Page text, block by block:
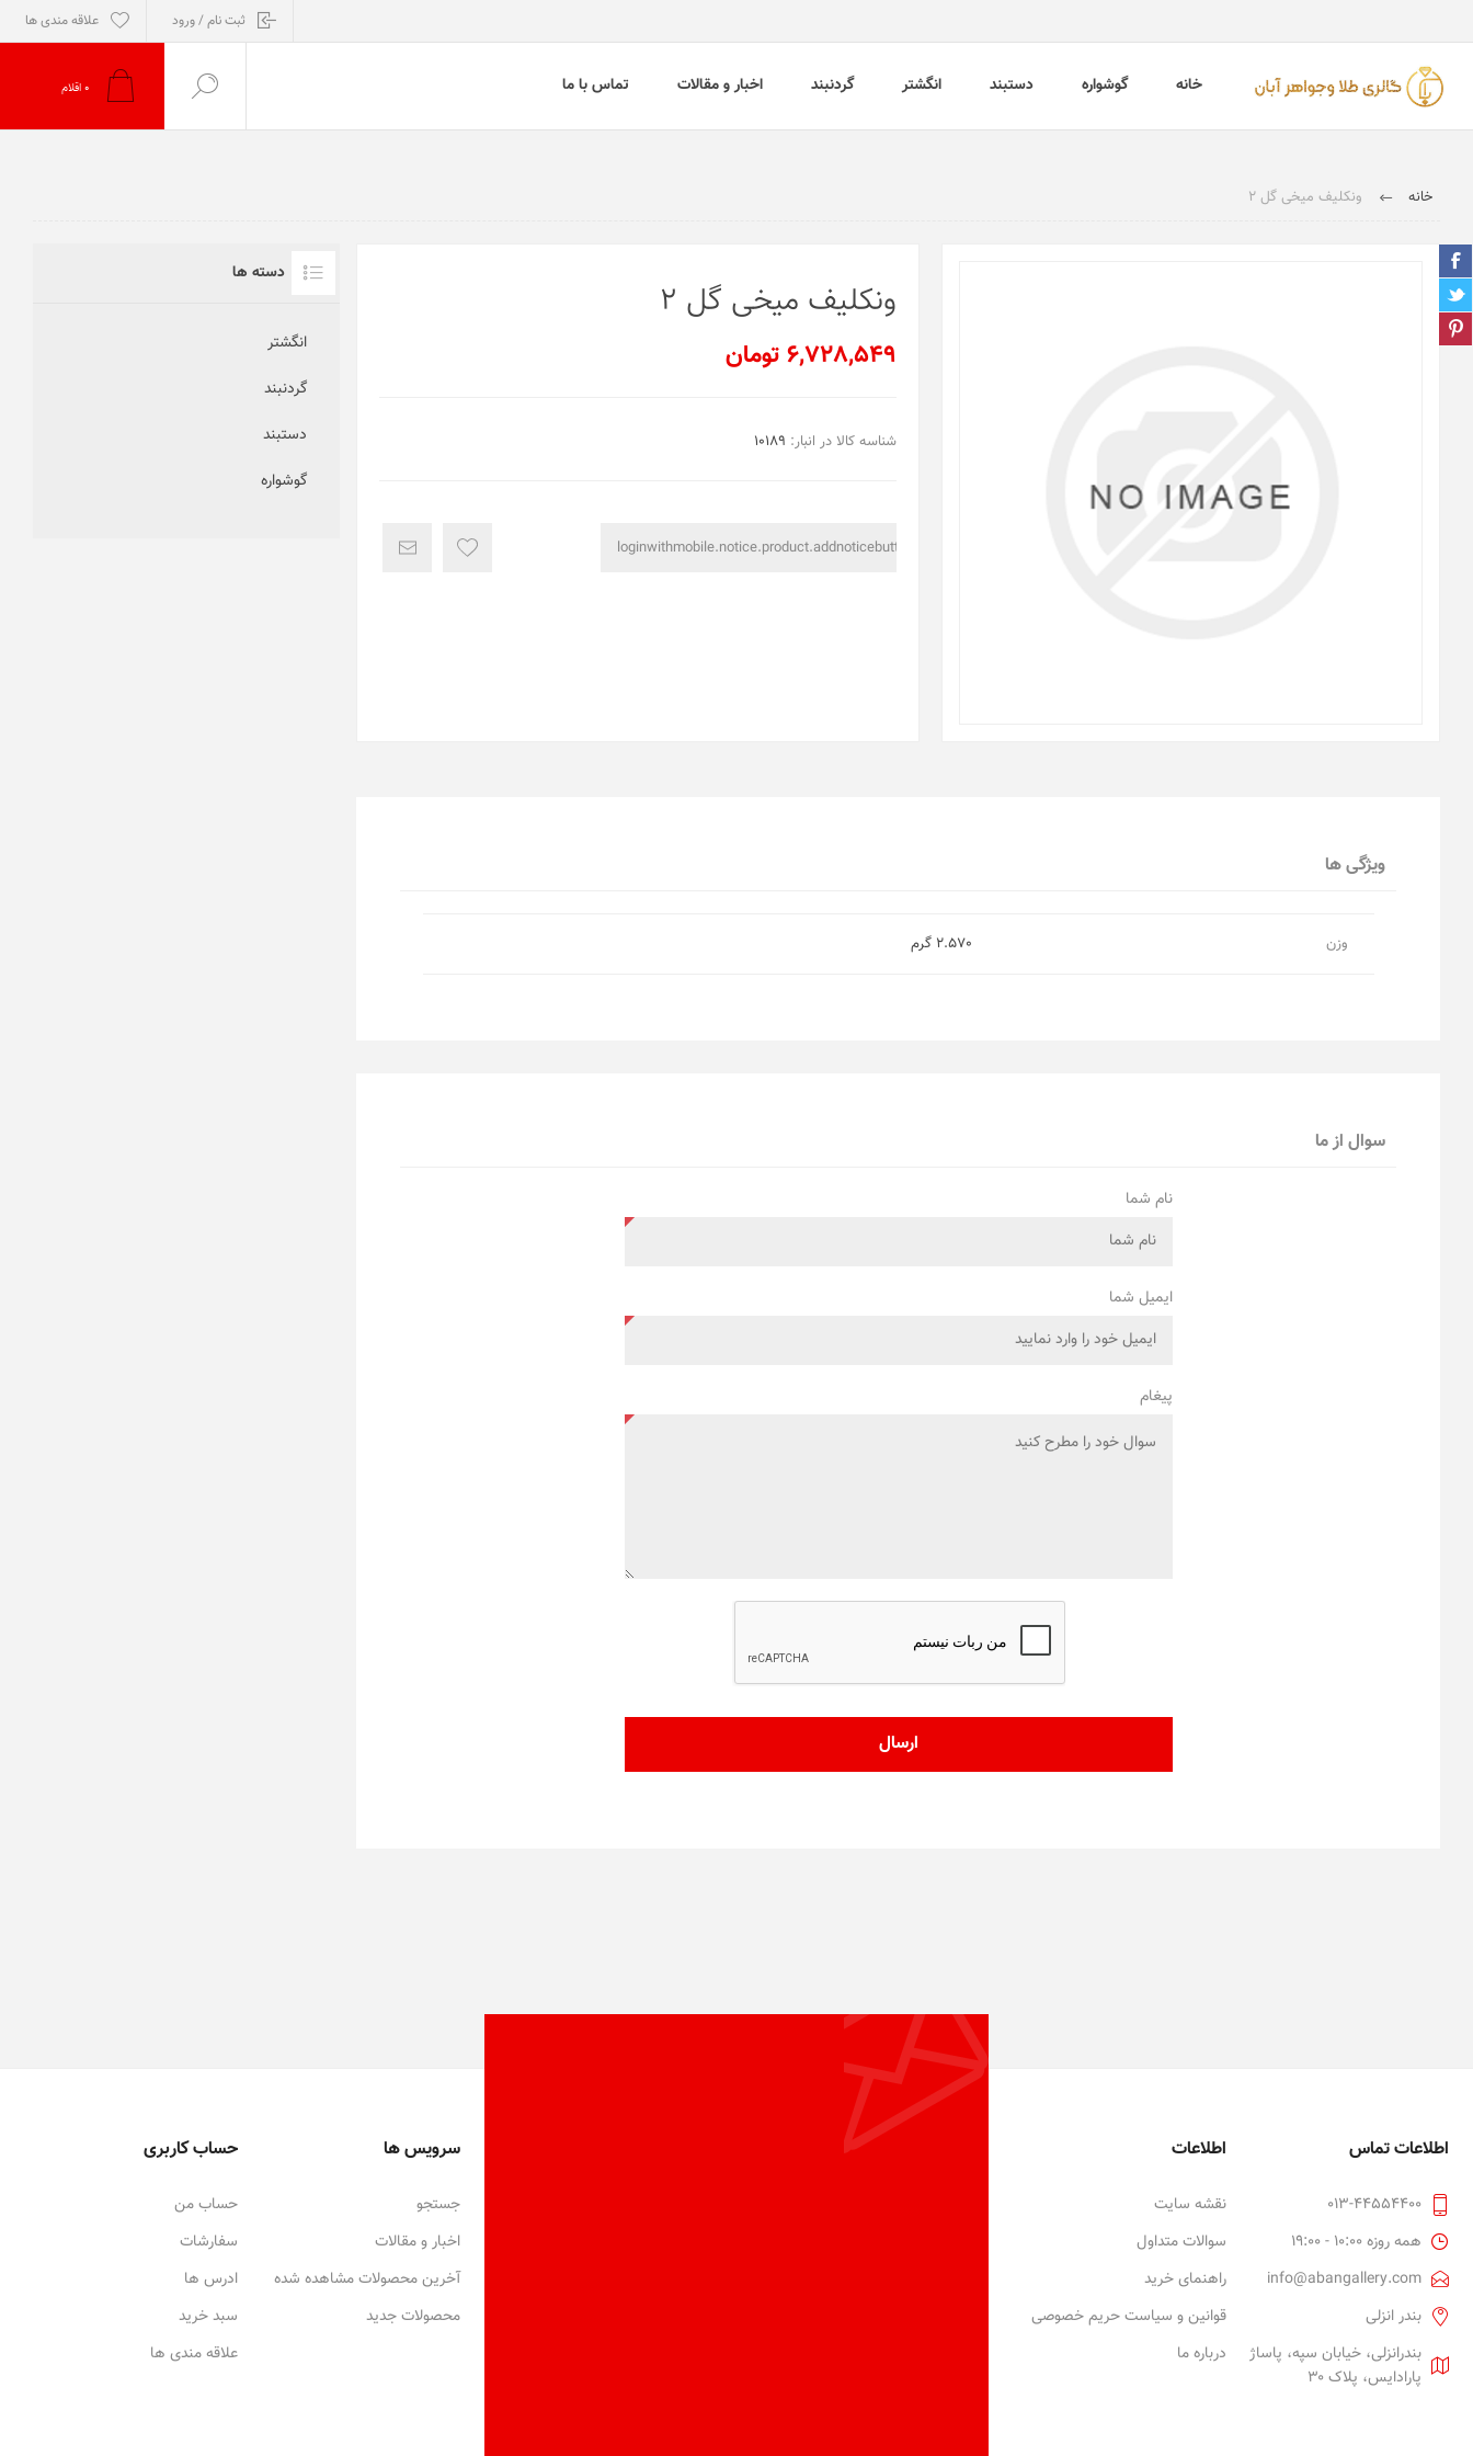
ثبت نام / ورود علاقه مندی ها
خانه گوشواره دستبند انگشتر گردنبند اخبار و مقالات تماس با ما 0 اقلام
خانه ونکلیف میخی گل 2
ونکلیف میخی گل 2
6,728,549 تومان
شناسه کالا در انبار: 10189
ویژگی ها
وزن 2.570 گرم
سوال از ما
نام شما
ایمیل شما
پیغام
دسته ها
انگشتر
گردنبند
دستبند
گوشواره
اطلاعات تماس
013-44554400
همه روزه 10:00 - 19:00
info@abangallery.com
بندر انزلی
بندرانزلی، خیابان سپه، پاساژ
پارادایس، پلاک ۳۰
اطلاعات
نقشه سایت
سوالات متداول
راهنمای خرید
قوانین و سیاست حریم خصوصی
درباره ما
سرویس ها
جستجو
اخبار و مقالات
آخرین محصولات مشاهده شده
محصولات جدید
حساب کاربری
حساب من
سفارشات
ادرس ها
سبد خرید
علاقه مندی ها